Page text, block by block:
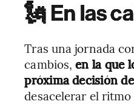
🗽 En las
Tras una jornada
cambios,en la que
próxima decisión
desacelerar el ritmo